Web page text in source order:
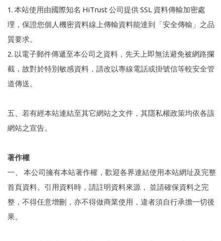
1. 本站使用由國際知名 HiTrust 公司提供 SSL 資料傳輸加密處
理，保證您個人機密資料線上傳輸資料能達到「安全傳輸」之品
質要求。
2. 以電子郵件傳遞至本公司之資料，先天上即無法避免被網路攔
截，故對於特別敏感資料，請改以專線電話或掛號信等較安全管
道傳送。
五、若有經本站連結至其它網站之文件，其隱私權政策均依各該
網站之宣告。
著作權
一、 本公司擁有本站著作權，歡迎各界連結使用本站網址及完整
首頁資料。引用資料時，請註明資料來源， 並請確保資料之完
整，不得任意增刪，亦不得做商業使用，違者須自行承擔一切後
果。